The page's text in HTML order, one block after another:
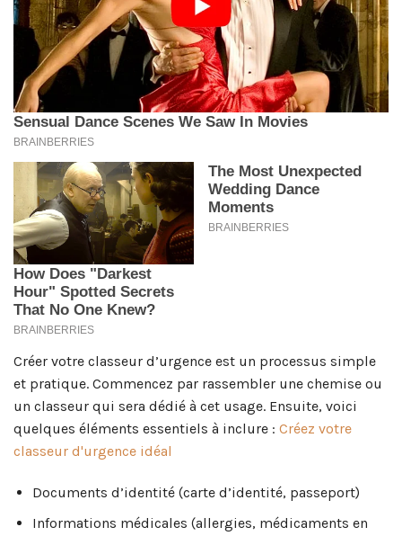
Créer votre classeur d’urgence est un processus simple
et pratique. Commencez par rassembler une chemise ou
un classeur qui sera dédié à cet usage. Ensuite, voici
quelques éléments essentiels à inclure : Créez votre
classeur d'urgence idéal
Documents d’identité (carte d’identité, passeport)
Informations médicales (allergies, médicaments en